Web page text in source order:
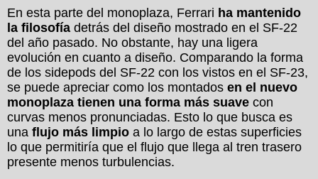
En esta parte del monoplaza, Ferrari ha mantenido
la filosofía detrás del diseño mostrado en el SF-22
del año pasado. No obstante, hay una ligera
evolución en cuanto a diseño. Comparando la forma
de los sidepods del SF-22 con los vistos en el SF-23,
se puede apreciar como los montados en el nuevo
monoplaza tienen una forma más suave con
curvas menos pronunciadas. Esto lo que busca es
una flujo más limpio a lo largo de estas superficies
lo que permitiría que el flujo que llega al tren trasero
presente menos turbulencias.